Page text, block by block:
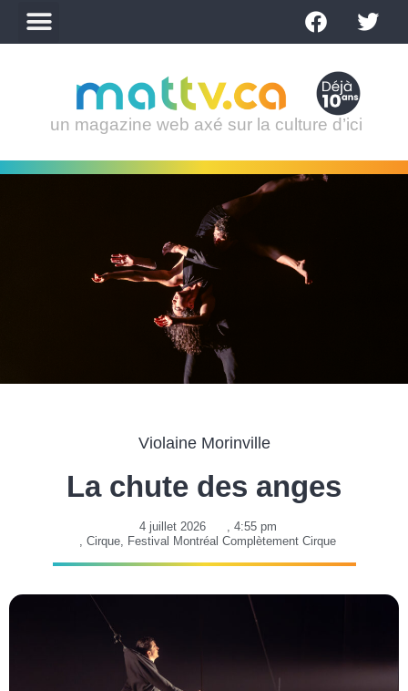
un magazine web axé sur la culture d’ici
Violaine Morinville
La chute des anges
4 juillet 2026 , 4:55 pm
, Cirque, Festival Montréal Complètement Cirque